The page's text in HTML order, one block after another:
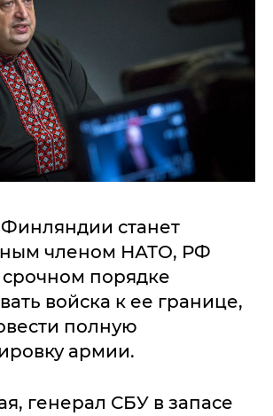
Финляндии станет
членом НАТО, РФ
срочном порядке
войска к ее границе,
полную
армии.
генерал СБУ в запасе